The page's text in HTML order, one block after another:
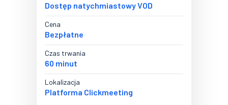
Dostęp natychmiastowy VOD
Cena
Bezpłatne
Czas trwania
60 minut
Lokalizacja
Platforma Clickmeeting